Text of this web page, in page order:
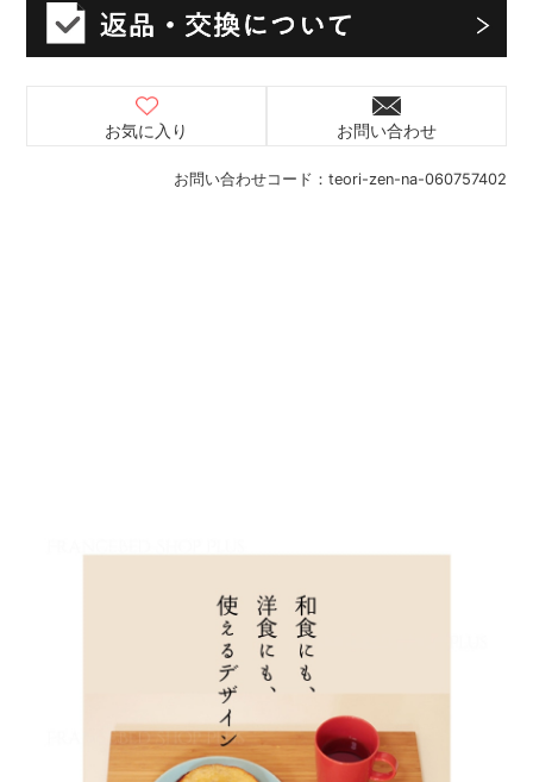
お問い合わせコード： teori-zen-na-060757402
お気に入り お問い合わせ